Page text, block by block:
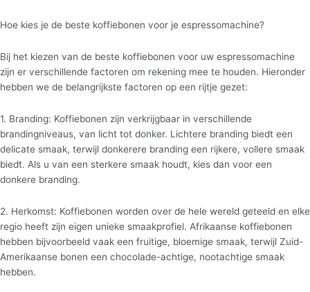
Hoe kies je de beste koffiebonen voor je espressomachine?
Bij het kiezen van de beste koffiebonen voor uw espressomachine
zijn er verschillende factoren om rekening mee te houden. Hieronder
hebben we de belangrijkste factoren op een rijtje gezet:
1. Branding: Koffiebonen zijn verkrijgbaar in verschillende
brandingniveaus, van licht tot donker. Lichtere branding biedt een
delicate smaak, terwijl donkerere branding een rijkere, vollere smaak
biedt. Als u van een sterkere smaak houdt, kies dan voor een
donkere branding.
2. Herkomst: Koffiebonen worden over de hele wereld geteeld en elke
regio heeft zijn eigen unieke smaakprofiel. Afrikaanse koffiebonen
hebben bijvoorbeeld vaak een fruitige, bloemige smaak, terwijl Zuid-
Amerikaanse bonen een chocolade-achtige, nootachtige smaak
hebben.